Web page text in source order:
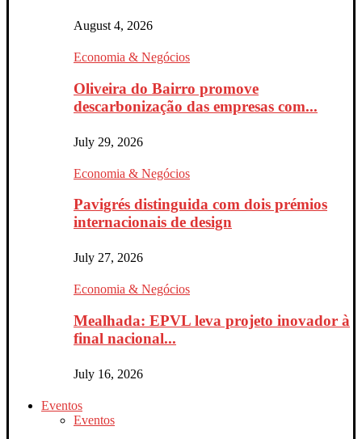
August 4, 2026
Economia & Negócios
Oliveira do Bairro promove
descarbonização das empresas com...
July 29, 2026
Economia & Negócios
Pavigrés distinguida com dois prémios
internacionais de design
July 27, 2026
Economia & Negócios
Mealhada: EPVL leva projeto inovador à
final nacional...
July 16, 2026
Eventos
Eventos